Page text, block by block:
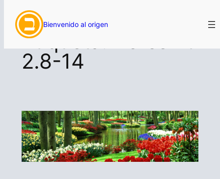
Saltar
Bienvenido al origen
Etiqueta:
2.8-14